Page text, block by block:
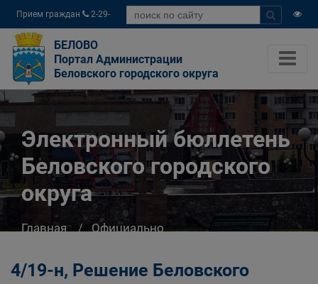
Прием граждан
2-29-
04
БЕЛОВО
Портал Администрации
Беловского городского округа
Электронный бюллетень
Беловского городского
округа
Главная
Официально
городского округа
4/19-н, Решение Беловского